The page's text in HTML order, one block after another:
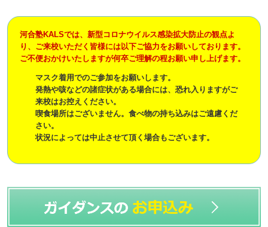
河合塾KALSでは、新型コロナウイルス感染拡大防止の観点よ
り、ご来校いただく皆様には以下ご協力をお願いしております。
ご不便おかけいたしますが何卒ご理解の程お願い申し上げます。
マスク着用でのご参加をお願いします。
発熱や咳などの諸症状がある場合には、恐れ入りますがご
来校はお控えください。
喫食場所はございません。食べ物の持ち込みはご遠慮くだ
さい。
状況によっては中止させて頂く場合もございます。